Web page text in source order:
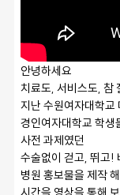
안녕하세요
치료도, 서비스도, 참
지난 수원여자대학교
경인여자대학교 학생
사전 과제였던
수술없이 걷고, 뛰고!
병원 홍보물을 제작